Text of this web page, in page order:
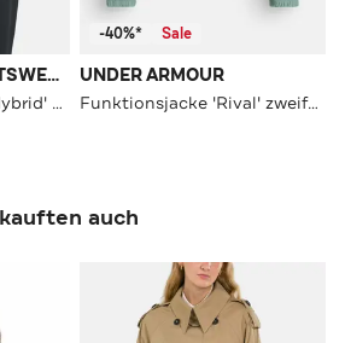
J.LINDEBERG SPORTSWEAR
Fleecejacke 'Shona Hybrid' zweifarbig
-40%* Sale
UNDER ARMOUR
Funktionsjacke 'Rival' zweifarbig
auch